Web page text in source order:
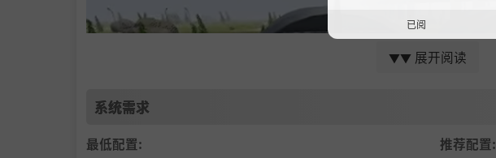
▼▼ 展开阅读
系统需求
最低配置:
推荐配置:
已阅